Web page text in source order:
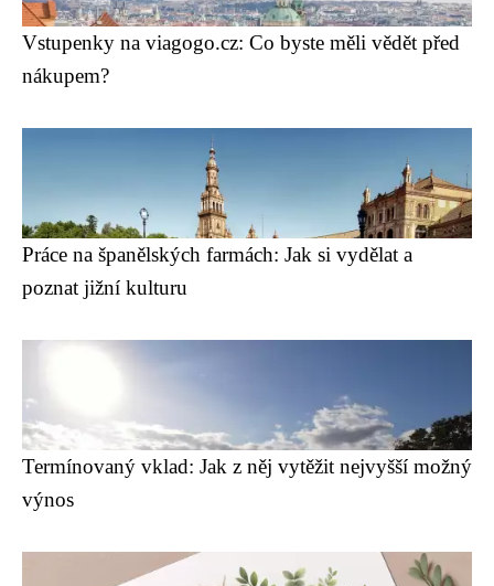
Vstupenky na viagogo.cz: Co byste měli vědět před
nákupem?
Práce na španělských farmách: Jak si vydělat a
poznat jižní kulturu
Termínovaný vklad: Jak z něj vytěžit nejvyšší možný
výnos